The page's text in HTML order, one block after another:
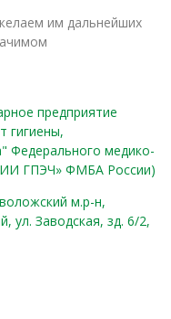
им дальнейших
предприятие
гигиены,
Федерального медико-
ГПЭЧ» ФМБА России)
м.р-н,
ул. Заводская, зд. 6/2,